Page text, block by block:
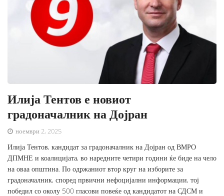
Илија Тентов е новиот
градоначалник на Дојран
ноември 2, 2025
Илија Тентов, кандидат за градоначалник на Дојран од ВМРО
ДПМНЕ и коалицијата, во наредните четири години ќе биде на чело
на оваа општина. По одржаниот втор круг на изборите за
градоначалник, според првични нефоцијални информации, тој
победил со околу 500 гласови повеќе од кандидатот на СДСМ и